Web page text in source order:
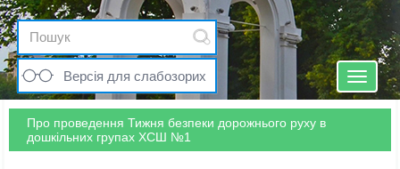
Версія для слабозорих
Toggle
Про проведення Тижня безпеки дорожнього руху в
дошкільних групах ХСШ №1